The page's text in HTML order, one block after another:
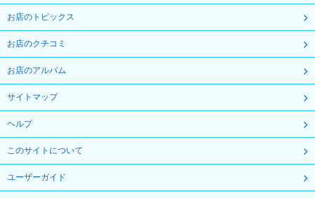
お店のトピックス
お店のクチコミ
お店のアルバム
サイトマップ
ヘルプ
このサイトについて
ユーザーガイド